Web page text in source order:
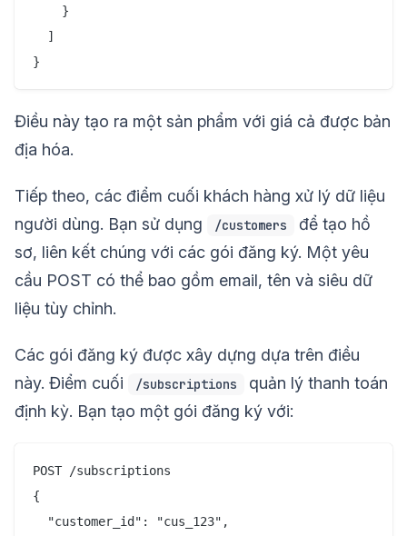
    }
  ]
Điều này tạo ra một sản phẩm với giá cả được bản
địa hóa.
Tiếp theo, các điểm cuối khách hàng xử lý dữ liệu
người dùng. Bạn sử dụng
/customers
để tạo hồ
sơ, liên kết chúng với các gói đăng ký. Một yêu
cầu POST có thể bao gồm email, tên và siêu dữ
liệu tùy chỉnh.
Các gói đăng ký được xây dựng dựa trên điều
này. Điểm cuối
/subscriptions
quản lý thanh toán
định kỳ. Bạn tạo một gói đăng ký với:
POST /subscriptions
{
  "customer_id": "cus_123",